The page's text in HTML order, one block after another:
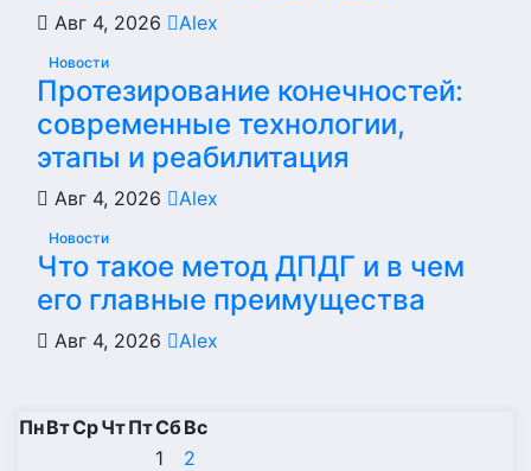
Авг 4, 2026 Alex
Новости
Протезирование конечностей:
современные технологии,
этапы и реабилитация
Авг 4, 2026 Alex
Новости
Что такое метод ДПДГ и в чем
его главные преимущества
Авг 4, 2026 Alex
ПнВтСрЧтПтСбВс
1
2